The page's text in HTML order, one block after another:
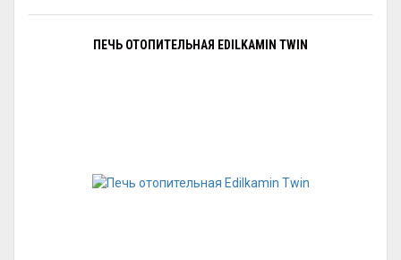
ПЕЧЬ ОТОПИТЕЛЬНАЯ EDILKAMIN TWIN